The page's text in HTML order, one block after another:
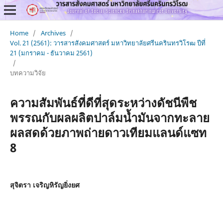
Home / Archives /
Vol. 21 (2561): วารสารสังคมศาสตร์ มหาวิทยาลัยศรีนครินทรวิโรฒ ปีที่
21 (มกราคม - ธันวาคม 2561)
/
บทความวิจัย
ความสัมพันธ์ที่ดีที่สุดระหว่างดัชนีพืช
พรรณกับผลผลิตปาล์มน้ำมันจากทะลาย
ผลสดด้วยภาพถ่ายดาวเทียมแลนด์แซท
8
สุจิตรา เจริญหิรัญยิ่งยศ